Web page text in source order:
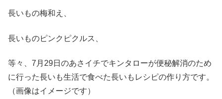
長いもの梅和え、
長いものピンクピクルス、
等々、7月29日のあさイチでキンタローが便秘解消のため
に行った長いも生活で食べた長いもレシピの作り方です。
（画像はイメージです）